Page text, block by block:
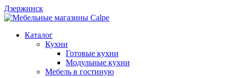
Дзержинск
Каталог
Кухни
Готовые кухни
Модульные кухни
Мебель в гостиную